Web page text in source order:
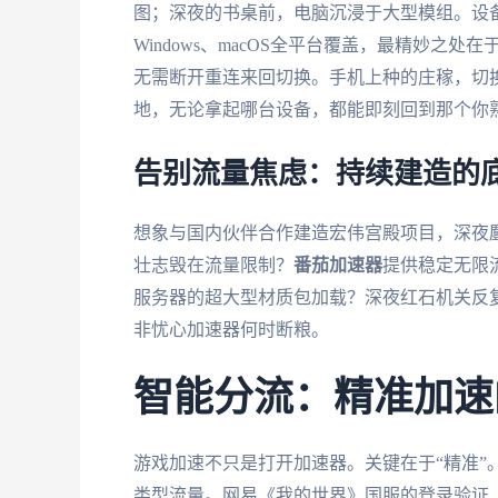
图；深夜的书桌前，电脑沉浸于大型模组。设
Windows、macOS全平台覆盖，最精妙之处
无需断开重连来回切换。手机上种的庄稼，
地，无论拿起哪台设备，都能即刻回到那个你
告别流量焦虑：持续建造的
想象与国内伙伴合作建造宏伟宫殿项目，深
壮志毁在流量限制？ 番茄加速器提供稳定无限
服务器的超大型材质包加载？深夜红石机关
非忧心加速器何时断粮。
智能分流：精准加
游戏加速不只是打开加速器。关键在于“精准”